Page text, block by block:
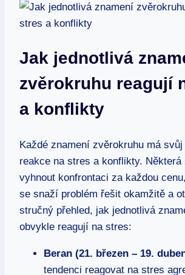
Jak​ jednotlivá
zvěrokruhu‍ reagují
a konflikty
Každé znamení ‍zvěrokruhu má
reakce ⁤na stres ⁤a konflikty.⁣ Některá
vyhnout konfrontaci za každou
se snaží problém řešit okamžitě⁣ a
⁤stručný přehled, jak jednotlivá
obvykle reagují na stres:
Beran (21. březen – 19.
tendenci reagovat ⁤na stres